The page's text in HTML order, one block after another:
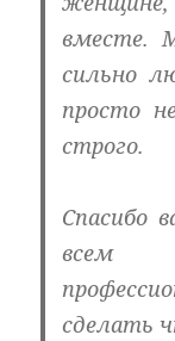
вместе.
сильно
просто
строго.
Спасибо
всем
сделать